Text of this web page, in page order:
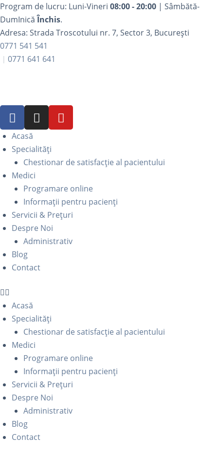
Program de lucru: Luni-Vineri 08:00 - 20:00 | Sâmbătă-
DumInicăÎnchis.
Adresa: Strada Troscotului nr. 7, Sector 3, București
0771 541 541
0771 641 641
Acasă
Specialități
Chestionar de satisfacție al pacientului
Medici
Programare online
Informații pentru pacienți
Servicii & Prețuri
Despre Noi
Administrativ
Blog
Contact
Acasă
Specialități
Chestionar de satisfacție al pacientului
Medici
Programare online
Informații pentru pacienți
Servicii & Prețuri
Despre Noi
Administrativ
Blog
Contact